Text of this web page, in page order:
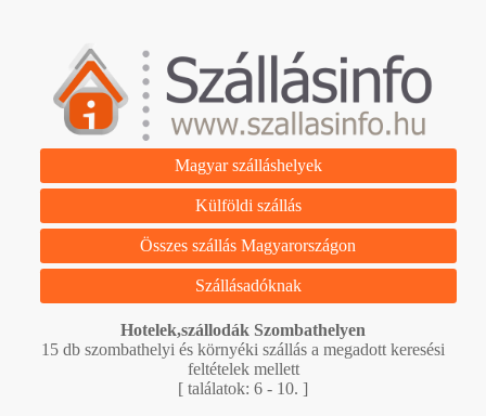
Magyar szálláshelyek
Külföldi szállás
Összes szállás Magyarországon
Szállásadóknak
Hotelek,szállodák Szombathelyen
15 db szombathelyi és környéki szállás a megadott keresési
feltételek mellett
[ találatok: 6 - 10. ]